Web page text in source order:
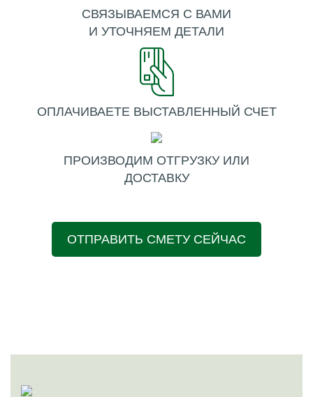
СВЯЗЫВАЕМСЯ С ВАМИ
И УТОЧНЯЕМ ДЕТАЛИ
ОПЛАЧИВАЕТЕ ВЫСТАВЛЕННЫЙ СЧЕТ
ПРОИЗВОДИМ ОТГРУЗКУ ИЛИ
ДОСТАВКУ
ОТПРАВИТЬ СМЕТУ СЕЙЧАС